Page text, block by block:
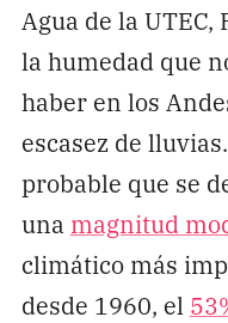
Agua de la UTEC,
la humedad que
haber en los
escasez de
probable que se
una magnitud
climático más
desde 1960, el